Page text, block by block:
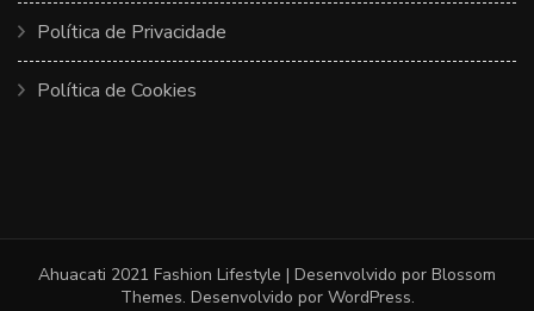
Política de Privacidade
Política de Cookies
Ahuacati 2021 Fashion Lifestyle | Desenvolvido por Blossom
Themes. Desenvolvido por WordPress.